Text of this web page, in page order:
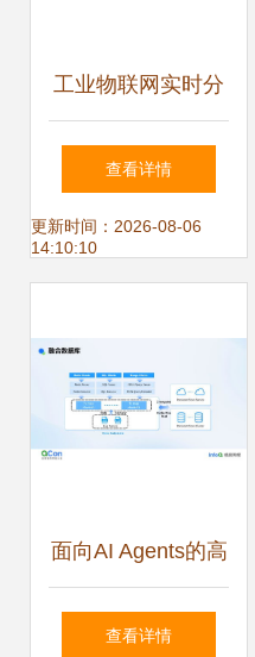
工业物联网实时分
析的秒级革命 拆解
DolphinDB如何攻
警与决策难题
查看详情
更新时间：2026-08-06
14:10:10
面向AI Agents的高
性能数据基座 架构
查看详情